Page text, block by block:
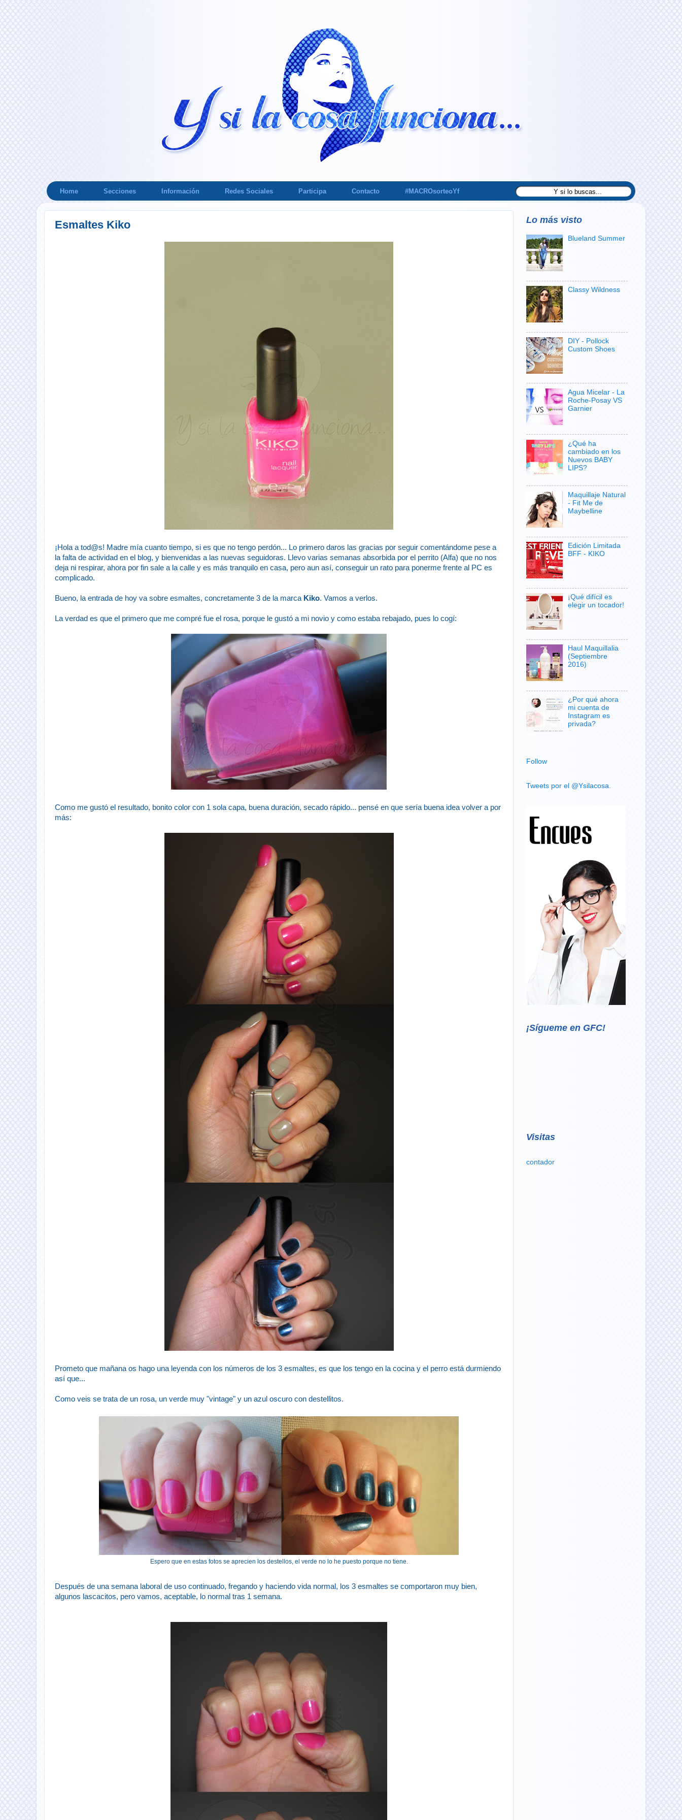
Home Secciones Información Redes Sociales Participa Contacto #MACROsorteoYf
Esmaltes Kiko
¡Hola a tod@s! Madre mía cuanto tiempo, si es que no tengo perdón... Lo primero daros las gracias por seguir comentándome pese a
la falta de actividad en el blog, y bienvenidas a las nuevas seguidoras. Llevo varias semanas absorbida por el perrito (Alfa) que no nos
deja ni respirar, ahora por fin sale a la calle y es más tranquilo en casa, pero aun así, conseguir un rato para ponerme frente al PC es
complicado.
Bueno, la entrada de hoy va sobre esmaltes, concretamente 3 de la marca Kiko. Vamos a verlos.
La verdad es que el primero que me compré fue el rosa, porque le gustó a mi novio y como estaba rebajado, pues lo cogí:
Como me gustó el resultado, bonito color con 1 sola capa, buena duración, secado rápido... pensé en que sería buena idea volver a por
más:
Prometo que mañana os hago una leyenda con los números de los 3 esmaltes, es que los tengo en la cocina y el perro está durmiendo
así que...
Como veis se trata de un rosa, un verde muy "vintage" y un azul oscuro con destellitos.
Espero que en estas fotos se aprecien los destellos, el verde no lo he puesto porque no tiene.
Después de una semana laboral de uso continuado, fregando y haciendo vida normal, los 3 esmaltes se comportaron muy bien,
algunos lascacitos, pero vamos, aceptable, lo normal tras 1 semana.
Lo más visto
Blueland Summer
Classy Wildness
DIY - Pollock
Custom Shoes
Agua Micelar - La
Roche-Posay VS
Garnier
¿Qué ha
cambiado en los
Nuevos BABY
LIPS?
Maquillaje Natural
- Fit Me de
Maybelline
Edición Limitada
BFF - KIKO
¡Qué difícil es
elegir un tocador!
Haul Maquillalia
(Septiembre
2016)
¿Por qué ahora
mi cuenta de
Instagram es
privada?
Follow
Tweets por el @Ysilacosa.
¡Sígueme en GFC!
Visitas
contador